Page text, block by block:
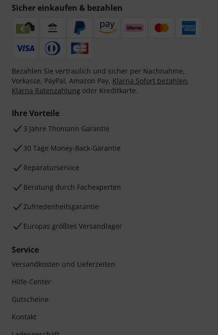
Sicher einkaufen & bezahlen
Bezahlen Sie vertraulich und sicher per Nachnahme,
Vorkasse, PayPal, Amazon Pay, Klarna Sofort bezahlen,
Klarna Ratenzahlung oder Kreditkarte.
Ihre Vorteile
3 Jahre Thomann Garantie
30 Tage Money-Back-Garantie
Reparaturservice
Beratung durch Fachexperten
Zufriedenheitsgarantie
Europas größtes Versandlager
Service
Versandkosten und Lieferzeiten
Hilfe-Center
Gutscheine
Kontakt